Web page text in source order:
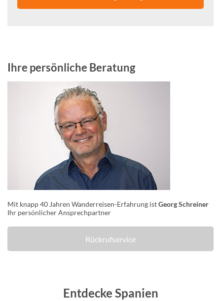
Ihre persönliche Beratung
Mit knapp 40 Jahren Wanderreisen-Erfahrung istGeorg Schreiner
Ihr persönlicher Ansprechpartner
Rückrufservice
Entdecke Spanien